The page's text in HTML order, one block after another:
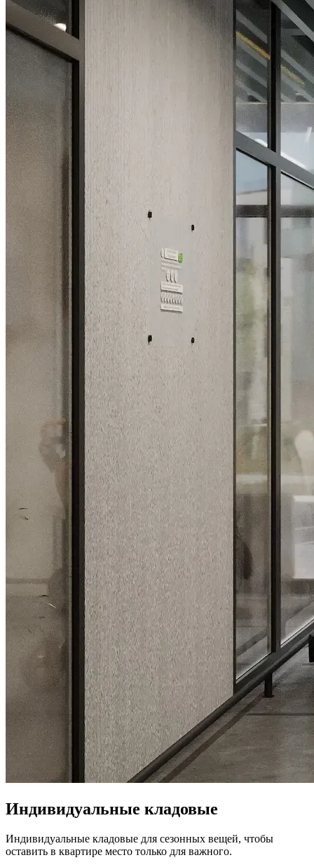
Индивидуальные кладовые
Индивидуальные кладовые для сезонных вещей, чтобы
оставить в квартире место только для важного.